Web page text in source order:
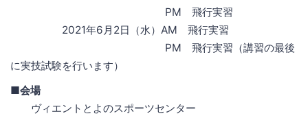
PM 飛行実習
2021年6月2日（水）AM 飛行実習
PM 飛行実習（講習の最後
に実技試験を行います）
■会場
ヴィエントとよのスポーツセンター